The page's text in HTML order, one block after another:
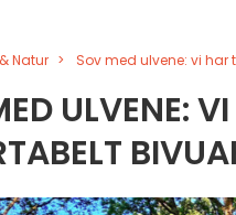
Natur Sov med ulvene: vi
ULVENE: